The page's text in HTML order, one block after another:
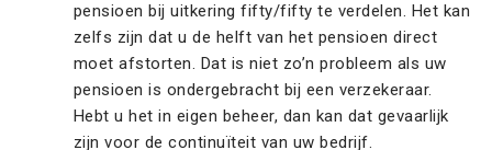
pensioen bij uitkering fifty/fifty te verdelen. Het kan
zelfs zijn dat u de helft van het pensioen direct
moet afstorten. Dat is niet zo’n probleem als uw
pensioen is ondergebracht bij een verzekeraar.
Hebt u het in eigen beheer, dan kan dat gevaarlijk
zijn voor de continuïteit van uw bedrijf.